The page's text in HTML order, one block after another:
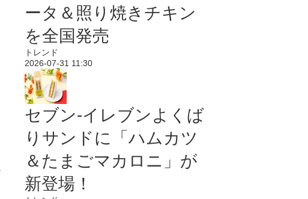
ータ＆照り焼きチキン
を全国発売
トレンド
2026-07-31 11:30
セブン‐イレブンよくば
りサンドに「ハムカツ
＆たまごマカロニ」が
新登場！